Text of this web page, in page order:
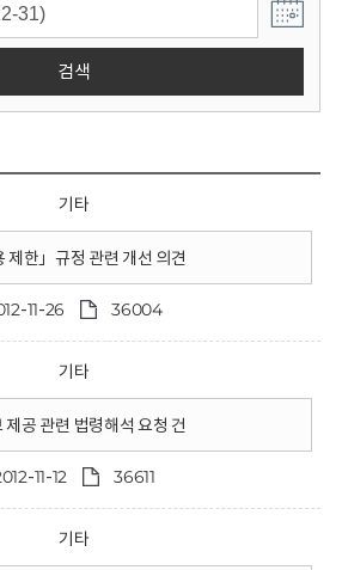
검색
기타
제한」규정 관련 개선 의견
11-26 36004
기타
공 관련 법령해석 요청 건
11-12 36611
기타